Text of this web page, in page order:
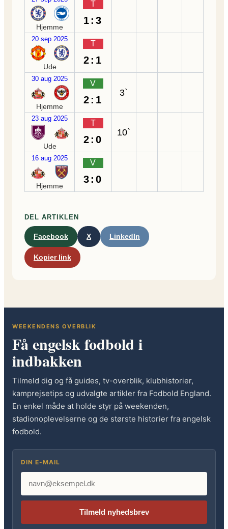
Hjemme
T
1:3
20 sep 2025
Ude
T
2:1
30 aug 2025
Hjemme
V
2:1
3`
23 aug 2025
Ude
T
2:0
10`
16 aug 2025
Hjemme
V
3:0
DEL ARTIKLEN
Facebook X LinkedIn
Kopier link
WEEKENDENS OVERBLIK
Få engelsk fodbold i
indbakken
Tilmeld dig og få guides, tv-overblik, klubhistorier,
kamprejsetips og udvalgte artikler fra Fodbold England.
En enkel måde at holde styr på weekenden,
stadionoplevelserne og de største historier fra engelsk
fodbold.
DIN E-MAIL
Tilmeld nyhedsbrev